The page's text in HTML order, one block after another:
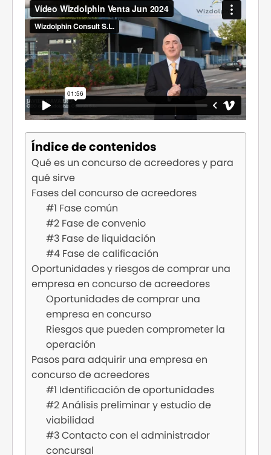
Índice de contenidos
Qué es un concurso de acreedores y para
qué sirve
Fases del concurso de acreedores
#1 Fase común
#2 Fase de convenio
#3 Fase de liquidación
#4 Fase de calificación
Oportunidades y riesgos de comprar una
empresa en concurso de acreedores
Oportunidades de comprar una
empresa en concurso
Riesgos que pueden comprometer la
operación
Pasos para adquirir una empresa en
concurso de acreedores
#1 Identificación de oportunidades
#2 Análisis preliminar y estudio de
viabilidad
#3 Contacto con el administrador
concursal